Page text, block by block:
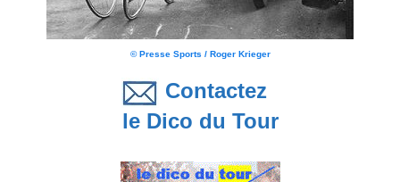
© Presse Sports / Roger Krieger
Contactez
le Dico du Tour